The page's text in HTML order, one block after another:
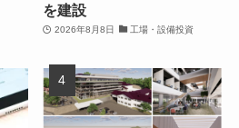
を建設
2026年8月8日 工場・設備投資